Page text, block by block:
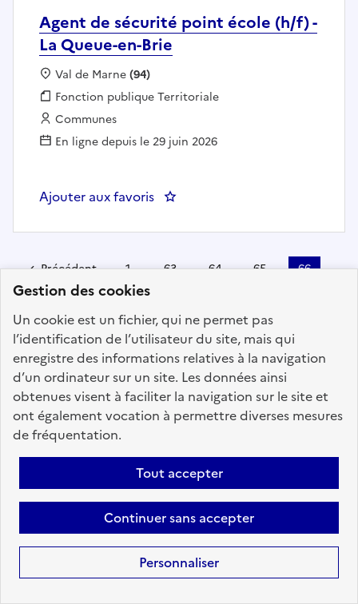
Gestion des cookies
Un cookie est un fichier, qui ne permet pas
l’identification de l’utilisateur du site, mais qui
enregistre des informations relatives à la navigation
d’un ordinateur sur un site. Les données ainsi
obtenues visent à faciliter la navigation sur le site et
ont également vocation à permettre diverses mesures
de fréquentation.
Tout accepter
Continuer sans accepter
Personnaliser
Agent de sécurité point école (h/f) -
La Queue-en-Brie
Localisation :
Val de Marne(94)
Fonction publique :
Fonction publique Territoriale
Employeur :
Communes
En ligne depuis le 29 juin 2026
Ajouter aux favoris : Agent de sécurité point école
Précédent 1 63 64 65
66
67
68 69
Aller à la page
présent l'application
mobile “Choisir le
service public”
Avec l’application, retrouvez en
tous lieux et en toutes
circonstances les offres d'emploi